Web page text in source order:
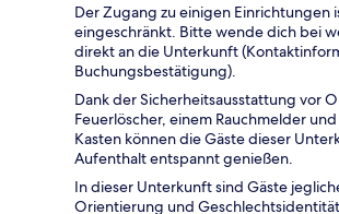
Der Zugang zu einigen Einrichtungen
eingeschränkt. Bitte wende dich bei
direkt an die Unterkunft
Buchungsbestätigung).
Dank der Sicherheitsausstattung vor
Feuerlöscher, einem Rauchmelder
Kasten können die Gäste dieser
Aufenthalt entspannt genießen.
In dieser Unterkunft sind Gäste
Orientierung und